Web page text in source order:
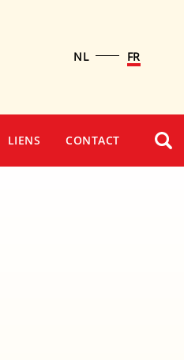
NL FR
LIENS CONTACT